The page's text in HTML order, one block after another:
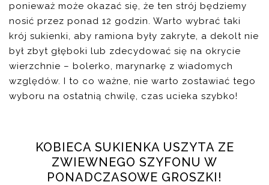
ponieważ może okazać się, że ten strój będziemy
nosić przez ponad 12 godzin. Warto wybrać taki
krój sukienki, aby ramiona były zakryte, a dekolt nie
był zbyt głęboki lub zdecydować się na okrycie
wierzchnie – bolerko, marynarkę z wiadomych
względów. I to co ważne, nie warto zostawiać tego
wyboru na ostatnią chwilę, czas ucieka szybko!
KOBIECA SUKIENKA USZYTA ZE
ZWIEWNEGO SZYFONU W
PONADCZASOWE GROSZKI!